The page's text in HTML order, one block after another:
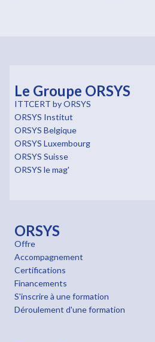
Le Groupe ORSYS
ITTCERT by ORSYS
ORSYS Institut
ORSYS Belgique
ORSYS Luxembourg
ORSYS Suisse
ORSYS le mag'
ORSYS
Offre
Accompagnement
Certifications
Financements
S'inscrire à une formation
Déroulement d'une formation